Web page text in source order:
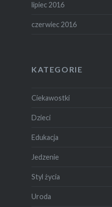
lipiec 2016
czerwiec 2016
KATEGORIE
Ciekawostki
Dzieci
Edukacja
Jedzenie
Styl życia
Uroda